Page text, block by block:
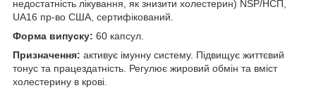
недостатність лікування, як знизити холестерин) NSP/НСП,
UA16 пр-во США, сертифікований.
Форма випуску: 60 капсул.
Призначення: активує імунну систему. Підвищує життєвий
тонус та працездатність. Регулює жировий обмін та вміст
холестерину в крові.